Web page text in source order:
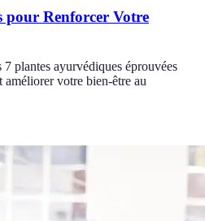
pour Renforcer Votre
plantes ayurvédiques éprouvées
votre bien-être au